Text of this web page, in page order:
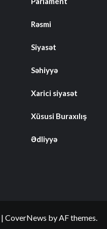
Rəsmi
Siyasət
Səhiyyə
Xarici siyasət
Xüsusi Buraxılış
Ədliyyə
| CoverNews by AF themes.